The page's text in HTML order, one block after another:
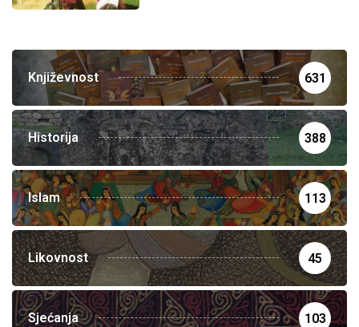
Književnost 631
Historija 388
Islam 113
Likovnost 45
Sjećanja 103